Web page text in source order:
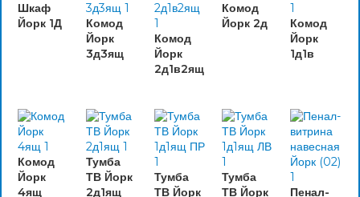
Шкаф
Йорк 1Д
Комод
Йорк
3д3ящ
Комод
Йорк
2д1в2ящ
Комод
Йорк 2д
Комод
Йорк
1д1в
Комод
Йорк
4ящ
Тумба
ТВ Йорк
2д1ящ
Тумба
ТВ Йорк
Тумба
ТВ Йорк
Пенал-